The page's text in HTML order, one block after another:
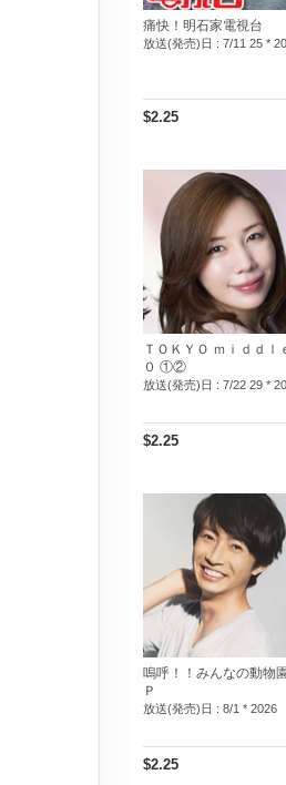
痛快！明石家電視台
放送(発売)日 : 7/11 25 *
$2.25
ＴＯＫＹＯ ｍｉｄｄｌ
０ ①②
放送(発売)日 : 7/22 29 *
$2.25
嗚呼！！みんなの動物
Ｐ
放送(発売)日 : 8/1 * 2026
$2.25